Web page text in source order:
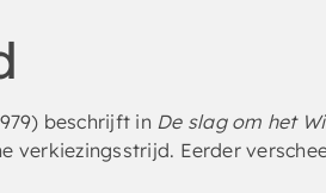
beschrijft in De slag om het
Eerder